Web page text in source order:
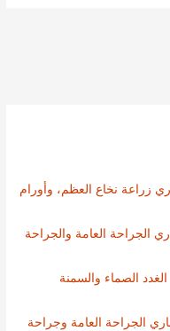
زراعة نخاع العظم، وأورام
الجراحة العامة والجراحة
الصماء والسمنة
الجراحة العامة وجراحة